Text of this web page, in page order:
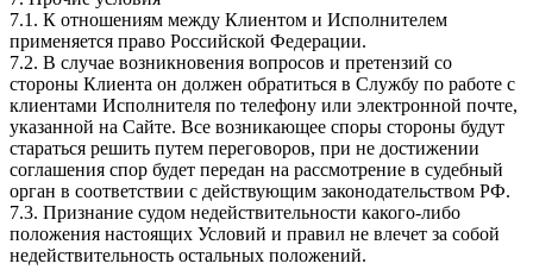
7.1. К отношениям между Клиентом и Исполнителем
применяется право Российской Федерации.
7.2. В случае возникновения вопросов и претензий со
стороны Клиента он должен обратиться в Службу по работе с
клиентами Исполнителя по телефону или электронной почте,
указанной на Сайте. Все возникающее споры стороны будут
стараться решить путем переговоров, при не достижении
соглашения спор будет передан на рассмотрение в судебный
орган в соответствии с действующим законодательством РФ.
7.3. Признание судом недействительности какого-либо
положения настоящих Условий и правил не влечет за собой
недействительность остальных положений.